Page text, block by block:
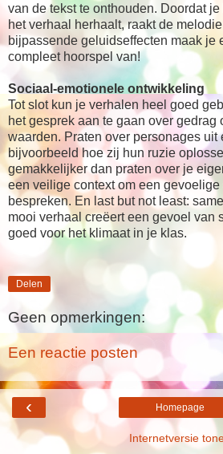
van de tekst te onthouden. Doordat
het verhaal herhaalt, raakt de
bijpassende geluidseffecten maak je
compleet hoorspel van!
Sociaal-emotionele ontwikkeling
Tot slot kun je verhalen heel goed
het gesprek aan te gaan over gedrag
waarden. Praten over personages uit
bijvoorbeeld hoe zij hun ruzie
gemakkelijker dan praten over je
een veilige context om een
bespreken. En last but not least:
mooi verhaal creëert een gevoel van
goed voor het klimaat in je klas.
Delen
Geen opmerkingen:
Een reactie posten
‹ Homepage
Internetversie